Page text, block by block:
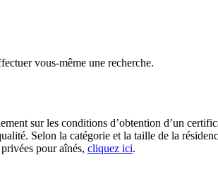
vous-même une recherche.
sur les conditions d’obtention d’un
Selon la catégorie et la taille de la
pour aînés, cliquez ici.